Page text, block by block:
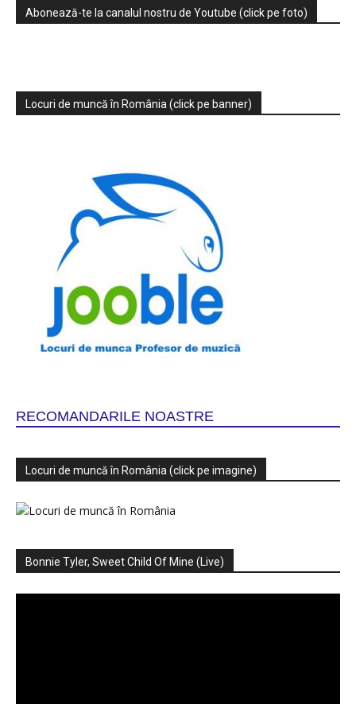
Abonează-te la canalul nostru de Youtube (click pe foto)
Locuri de muncă în România (click pe banner)
RECOMANDARILE NOASTRE
Locuri de muncă în România (click pe imagine)
Bonnie Tyler, Sweet Child Of Mine (Live)